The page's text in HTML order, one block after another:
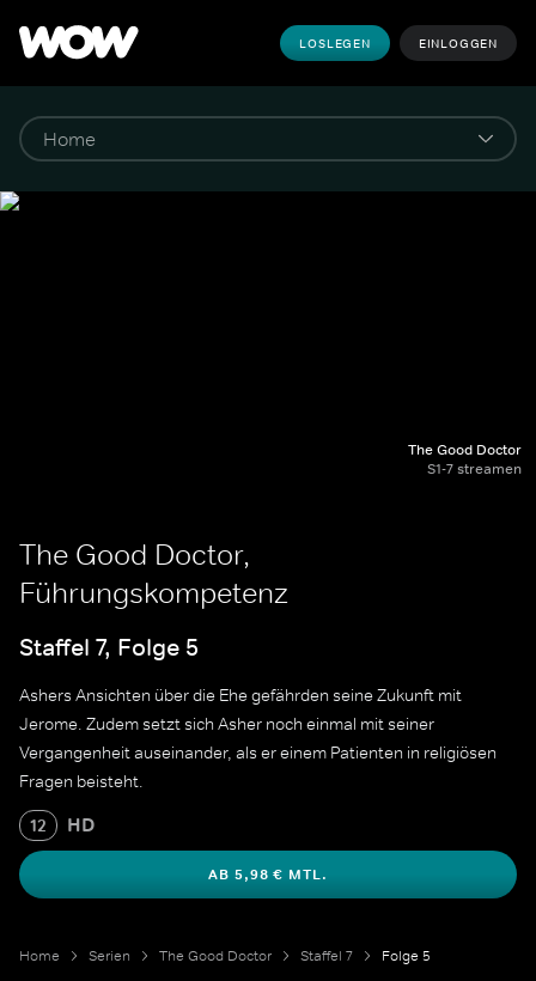
LOSLEGEN EINLOGGEN
The Good Doctor
S1-7 streamen
The Good Doctor,
Führungskompetenz
Staffel 7, Folge 5
Ashers Ansichten über die Ehe gefährden seine Zukunft mit
Jerome. Zudem setzt sich Asher noch einmal mit seiner
Vergangenheit auseinander, als er einem Patienten in religiösen
Fragen beisteht.
12 HD
AB 5,98 € MTL.
Home Serien The Good Doctor Staffel 7 Folge 5